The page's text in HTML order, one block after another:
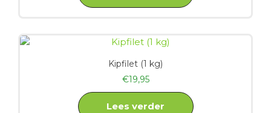
Kipfilet (1 kg)
€19,95
Lees verder